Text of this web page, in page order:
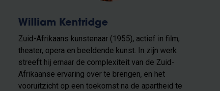
William Kentridge
Zuid-Afrikaans kunstenaar (1955), actief in film,
theater, opera en beeldende kunst. In zijn werk
streeft hij ernaar de complexiteit van de Zuid-
Afrikaanse ervaring over te brengen, en het
vooruitzicht op een toekomst na de apartheid te